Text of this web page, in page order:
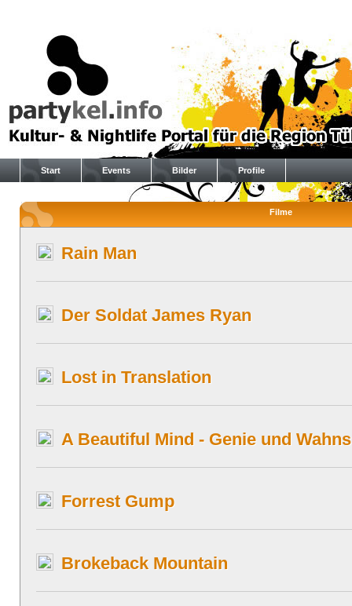
Start Events Bilder Profile
Filme
Rain Man
Der Soldat James Ryan
Lost in Translation
A Beautiful Mind - Genie und
Forrest Gump
Brokeback Mountain